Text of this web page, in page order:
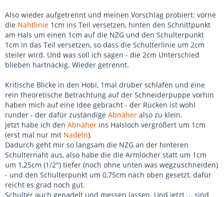
Also wieder aufgetrennt und meinen Vorschlag probiert: vorne
die Nahtlinie 1cm ins Teil versetzen, hinten den Schnittpunkt
am Hals um einen 1cm auf die NZG und den Schulterpunkt
1cm in das Teil versetzen, so dass die Schulterlinie um 2cm
steiler wird. Und was soll ich sagen - die 2cm Unterschied
blieben hartnäckig. Wieder getrennt.
Kritische Blicke in den Hobi, 1mal drüber schlafen und eine
rein theoretische Betrachtung auf der Schneiderpuppe vorhin
haben mich auf eine Idee gebracht - der Rücken ist wohl
runder - der dafür zuständige Abnäher also zu klein.
Jetzt habe ich den Abnäher ins Halsloch vergrößert um 1cm
(erst mal nur mit Nadeln).
Dadurch geht mir so langsam die NZG an der hinteren
Schulternaht aus, also habe die die Armlöcher statt um 1cm
um 1,25cm (1/2") tiefer (noch ohne unten was wegzuschneiden)
- und den Schulterpunkt um 0,75cm nach oben gesetzt, dafür
reicht es grad noch gut.
Schulter auch genadelt und messen lassen. Und jetzt ... sind